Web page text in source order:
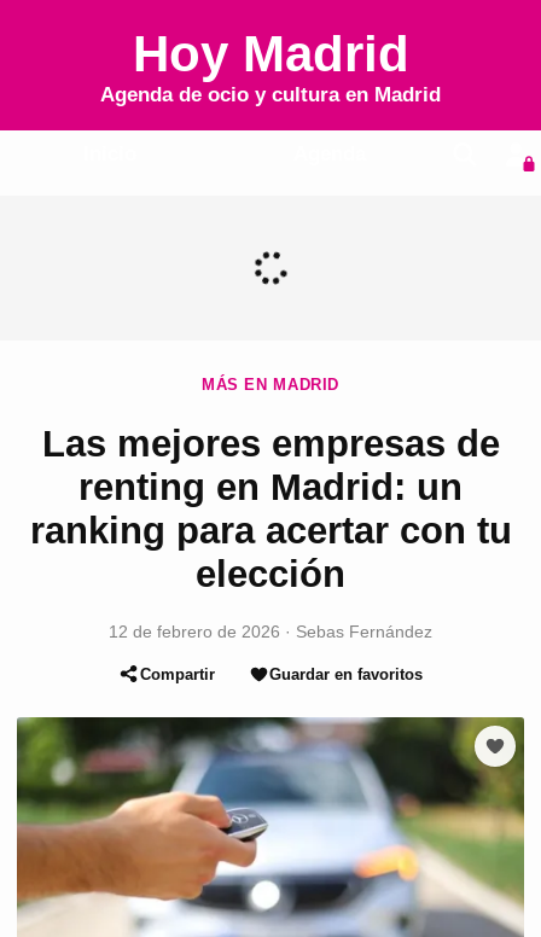
Hoy Madrid
Agenda de ocio y cultura en Madrid
MÁS EN MADRID
Las mejores empresas de
renting en Madrid: un
ranking para acertar con tu
elección
12 de febrero de 2026 · Sebas Fernández
Compartir Guardar en favoritos